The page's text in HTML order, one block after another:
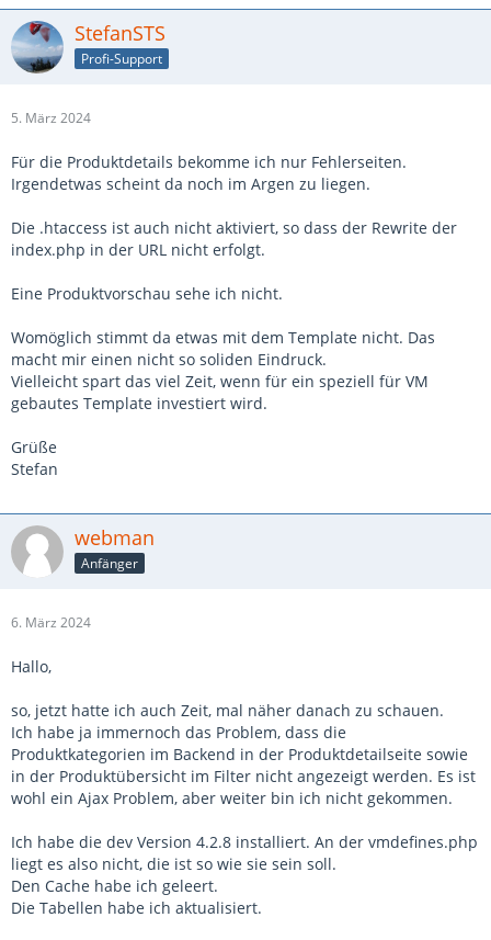
StefanSTS
Profi-Support
5. März 2024
Für die Produktdetails bekomme ich nur Fehlerseiten.
Irgendetwas scheint da noch im Argen zu liegen.
Die .htaccess ist auch nicht aktiviert, so dass der Rewrite der
index.php in der URL nicht erfolgt.
Eine Produktvorschau sehe ich nicht.
Womöglich stimmt da etwas mit dem Template nicht. Das
macht mir einen nicht so soliden Eindruck.
Vielleicht spart das viel Zeit, wenn für ein speziell für VM
gebautes Template investiert wird.
Grüße
Stefan
webman
Anfänger
6. März 2024
Hallo,
so, jetzt hatte ich auch Zeit, mal näher danach zu schauen.
Ich habe ja immernoch das Problem, dass die
Produktkategorien im Backend in der Produktdetailseite sowie
in der Produktübersicht im Filter nicht angezeigt werden. Es ist
wohl ein Ajax Problem, aber weiter bin ich nicht gekommen.
Ich habe die dev Version 4.2.8 installiert. An der vmdefines.php
liegt es also nicht, die ist so wie sie sein soll.
Den Cache habe ich geleert.
Die Tabellen habe ich aktualisiert.